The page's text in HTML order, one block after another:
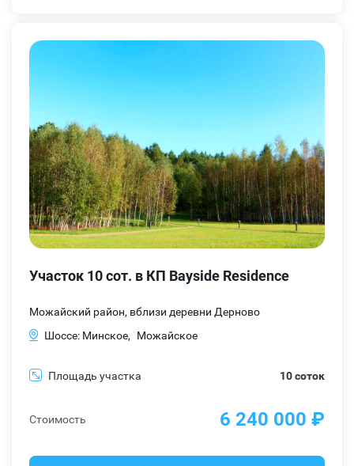
Участок 10 сот. в КП Bayside Residence
Можайский район, вблизи деревни Дерново
Шоссе: Минское,
Можайское
Площадь участка 10 соток
Стоимость 6 240 000 ₽